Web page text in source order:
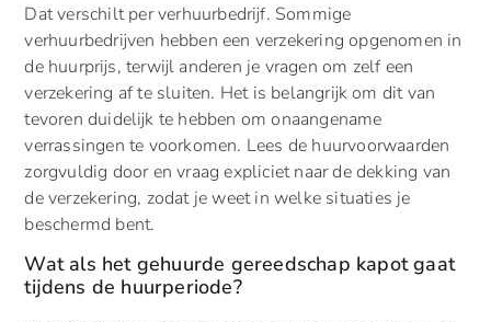
Dat verschilt per verhuurbedrijf. Sommige
verhuurbedrijven hebben een verzekering opgenomen in
de huurprijs, terwijl anderen je vragen om zelf een
verzekering af te sluiten. Het is belangrijk om dit van
tevoren duidelijk te hebben om onaangename
verrassingen te voorkomen. Lees de huurvoorwaarden
zorgvuldig door en vraag expliciet naar de dekking van
de verzekering, zodat je weet in welke situaties je
beschermd bent.
Wat als het gehuurde gereedschap kapot gaat
tijdens de huurperiode?